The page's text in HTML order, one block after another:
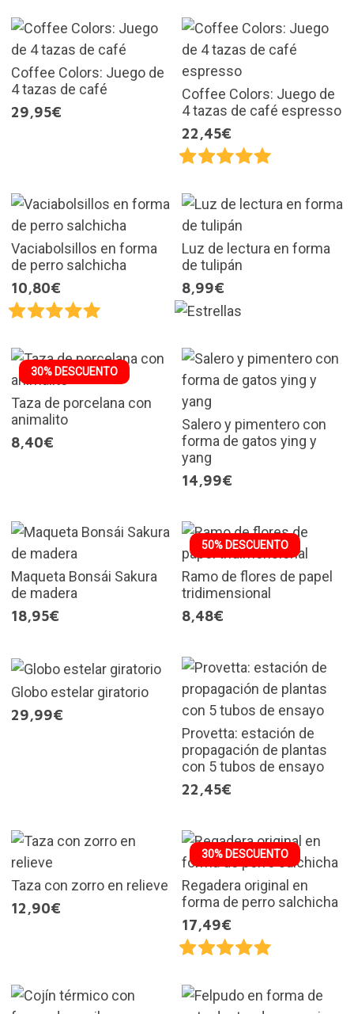
Coffee Colors: Juego de
4 tazas de café
29,95€
Coffee Colors: Juego de
4 tazas de café espresso
22,45€
Vaciabolsillos en forma
de perro salchicha
10,80€
Luz de lectura en forma
de tulipán
8,99€
30% DESCUENTO
Taza de porcelana con
animalito
8,40€
Salero y pimentero con
forma de gatos ying y
yang
14,99€
Maqueta Bonsái Sakura
de madera
18,95€
50% DESCUENTO
Ramo de flores de papel
tridimensional
8,48€
Globo estelar giratorio
29,99€
Provetta: estación de
propagación de plantas
con 5 tubos de ensayo
22,45€
Taza con zorro en relieve
12,90€
30% DESCUENTO
Regadera original en
forma de perro salchicha
17,49€